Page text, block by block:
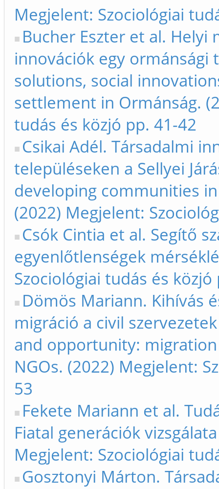
Megjelent: Szociológiai
Bucher Eszter et al. Helyi
innovációk egy ormánsági
solutions, social
settlement in Ormánság.
tudás és közjó pp. 41-42
Csikai Adél. Társadalmi
településeken a Sellyei
developing communities
(2022) Megjelent:
Csók Cintia et al. Segítő
egyenlőtlenségek
Szociológiai tudás és közjó
Dömös Mariann. Kihívás
migráció a civil
and opportunity:
NGOs. (2022) Megjelent:
53
Fekete Mariann et al.
Fiatal generációk
Megjelent: Szociológiai
Gosztonyi Márton.